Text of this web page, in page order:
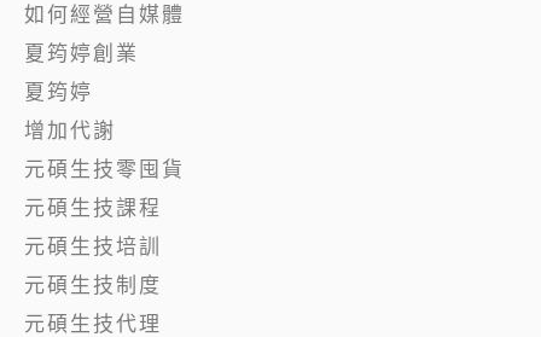
如何經營自媒體
夏筠婷創業
夏筠婷
增加代謝
元碩生技零囤貨
元碩生技課程
元碩生技培訓
元碩生技制度
元碩生技代理